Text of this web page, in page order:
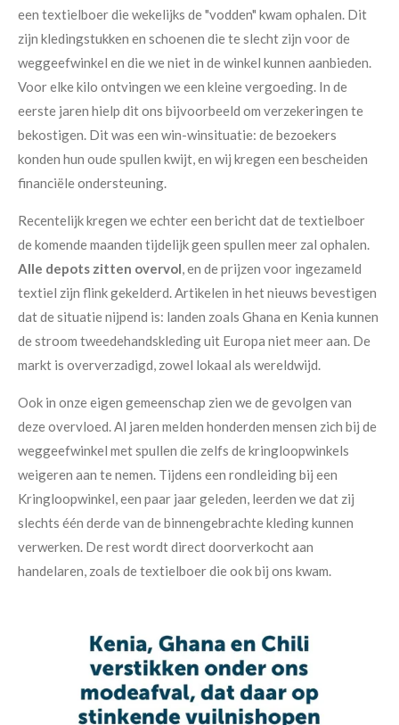
een textielboer die wekelijks de "vodden" kwam ophalen. Dit
zijn kledingstukken en schoenen die te slecht zijn voor de
weggeefwinkel en die we niet in de winkel kunnen aanbieden.
Voor elke kilo ontvingen we een kleine vergoeding. In de
eerste jaren hielp dit ons bijvoorbeeld om verzekeringen te
bekostigen. Dit was een win-winsituatie: de bezoekers
konden hun oude spullen kwijt, en wij kregen een bescheiden
financiële ondersteuning.
Recentelijk kregen we echter een bericht dat de textielboer
de komende maanden tijdelijk geen spullen meer zal ophalen.
Alle depots zitten overvol, en de prijzen voor ingezameld
textiel zijn flink gekelderd. Artikelen in het nieuws bevestigen
dat de situatie nijpend is: landen zoals Ghana en Kenia kunnen
de stroom tweedehandskleding uit Europa niet meer aan. De
markt is oververzadigd, zowel lokaal als wereldwijd.
Ook in onze eigen gemeenschap zien we de gevolgen van
deze overvloed. Al jaren melden honderden mensen zich bij de
weggeefwinkel met spullen die zelfs de kringloopwinkels
weigeren aan te nemen. Tijdens een rondleiding bij een
Kringloopwinkel, een paar jaar geleden, leerden we dat zij
slechts één derde van de binnengebrachte kleding kunnen
verwerken. De rest wordt direct doorverkocht aan
handelaren, zoals de textielboer die ook bij ons kwam.